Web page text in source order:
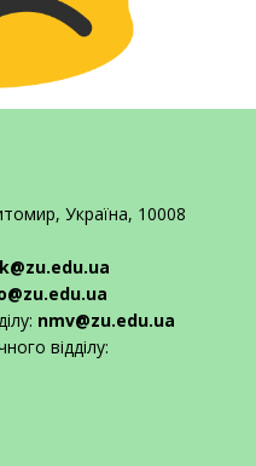
Україна, 10008
nmv@zu.edu.ua
відділу: